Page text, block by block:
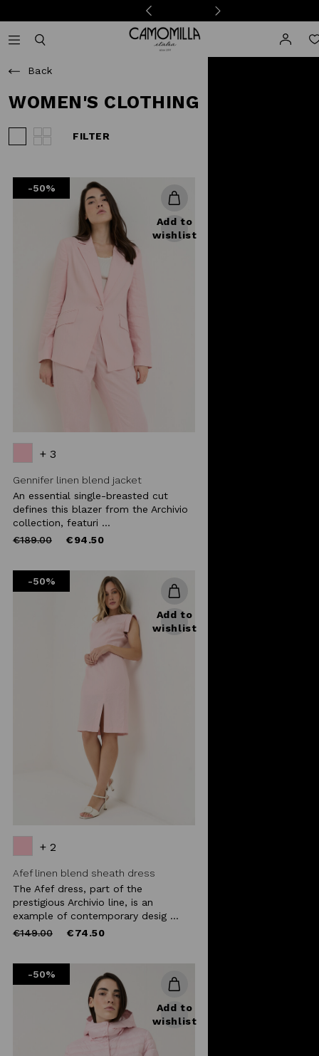
Camomilla Italia®
Back
WOMEN'S CLOTHING
FILTER
-50%
Add to
wishlist
+ 3
Gennifer linen blend jacket
An essential single-breasted cut
defines this blazer from the Archivio
collection, featuri ...
Price
€189.00to €94.50
-50%
Add to
wishlist
+ 2
Afef linen blend sheath dress
The Afef dress, part of the
prestigious Archivio line, is an
example of contemporary desig ...
Price
€149.00to €74.50
-50%
Add to
wishlist